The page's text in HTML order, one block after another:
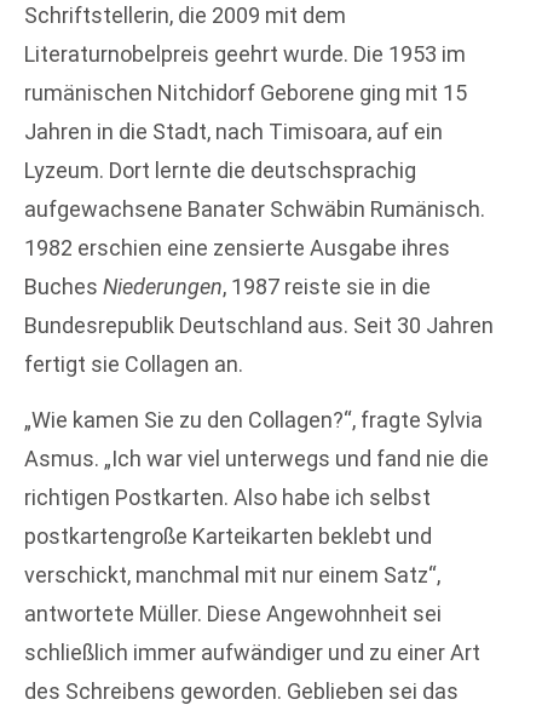
Schriftstellerin, die 2009 mit dem
Literaturnobelpreis geehrt wurde. Die 1953 im
rumänischen Nitchidorf Geborene ging mit 15
Jahren in die Stadt, nach Timisoara, auf ein
Lyzeum. Dort lernte die deutschsprachig
aufgewachsene Banater Schwäbin Rumänisch.
1982 erschien eine zensierte Ausgabe ihres
Buches Niederungen, 1987 reiste sie in die
Bundesrepublik Deutschland aus. Seit 30 Jahren
fertigt sie Collagen an.
„Wie kamen Sie zu den Collagen?“, fragte Sylvia
Asmus. „Ich war viel unterwegs und fand nie die
richtigen Postkarten. Also habe ich selbst
postkartengroße Karteikarten beklebt und
verschickt, manchmal mit nur einem Satz“,
antwortete Müller. Diese Angewohnheit sei
schließlich immer aufwändiger und zu einer Art
des Schreibens geworden. Geblieben sei das